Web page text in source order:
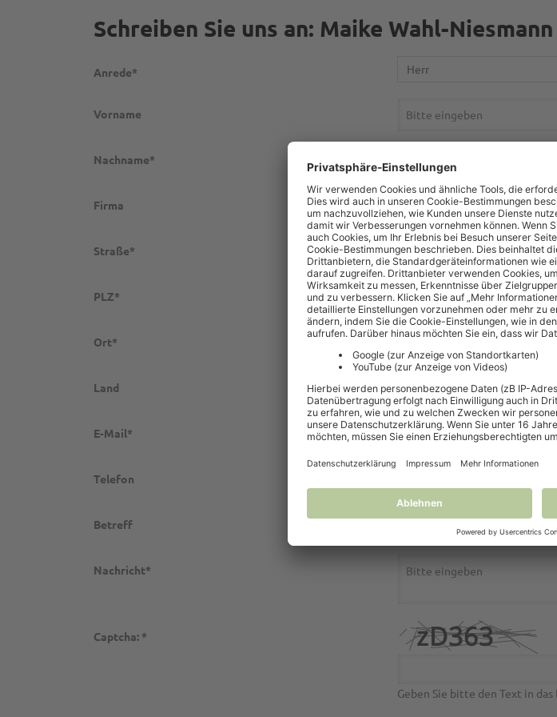
Schreiben Sie uns an: Maike Wahl-Niesmann
Anrede*
Vorname
Nachname*
Firma
Straße*
PLZ*
Ort*
Land
E-Mail*
Telefon
Betreff
Nachricht*
Captcha: *
Geben Sie bitte den Text in